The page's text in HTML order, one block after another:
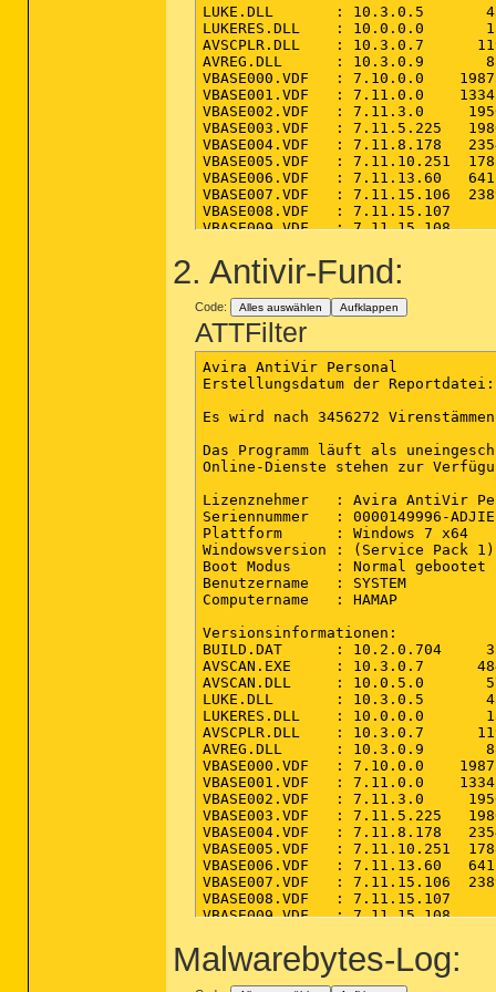
2. Antivir-Fund:
Code: Alles auswählen Aufklappen
ATTFilter
Avira AntiVir Personal
Erstellungsdatum der
Es wird nach 3456272
Das Programm läuft als
Online-Dienste stehen zur
Lizenznehmer   : Avira AntiVir
Seriennummer   : 0000149996-
Plattform      : Windows 7 x64
Windowsversion : (Service Pack
Boot Modus     : Normal gebootet
Benutzername   : SYSTEM
Computername   : HAMAP
Versionsinformationen:
BUILD.DAT      : 10.2.0.704
AVSCAN.EXE     : 10.3.0.7
AVSCAN.DLL     : 10.0.5.0
LUKE.DLL       : 10.3.0.5
LUKERES.DLL    : 10.0.0.0
AVSCPLR.DLL    : 10.3.0.7
AVREG.DLL      : 10.3.0.9
VBASE000.VDF   : 7.10.0.0
VBASE001.VDF   : 7.11.0.0
VBASE002.VDF   : 7.11.3.0
VBASE003.VDF   : 7.11.5.225
VBASE004.VDF   : 7.11.8.178
VBASE005.VDF   : 7.11.10.251
VBASE006.VDF   : 7.11.13.60
VBASE007.VDF   : 7.11.15.106
VBASE008.VDF   : 7.11.15.107
VBASE009.VDF   : 7.11.15.108
VBASE011.VDF   : 7.11.15.110
VBASE012.VDF   : 7.11.15.111
VBASE013.VDF   : 7.11.15.144
Malwarebytes-Log: